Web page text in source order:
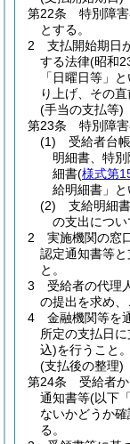
第22条
特別障
とする。
2
支払開始期日
する法律(昭和
「日曜日等」
り上げ、その
(手当の支払等)
第23条
特別障
(1)
受給者台
明細書、特
細書(様式第
給明細書」と
(2)
支給明細
の支出につい
2
実施機関の窓
認定通知書等
と。
3
受給者の代理
の提出を求め、
4
金融機関等を
所定の支払日
込)を行うこと。
(支払後の整理)
第24条
受給者
通知書等(以下
ないかどうか
る。